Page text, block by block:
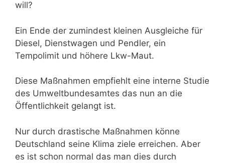
will?
Ein Ende der zumindest kleinen Ausgleiche für
Diesel, Dienstwagen und Pendler, ein
Tempolimit und höhere Lkw-Maut.
Diese Maßnahmen empfiehlt eine interne Studie
des Umweltbundesamtes das nun an die
Öffentlichkeit gelangt ist.
Nur durch drastische Maßnahmen könne
Deutschland seine Klima ziele erreichen. Aber
es ist schon normal das man dies durch